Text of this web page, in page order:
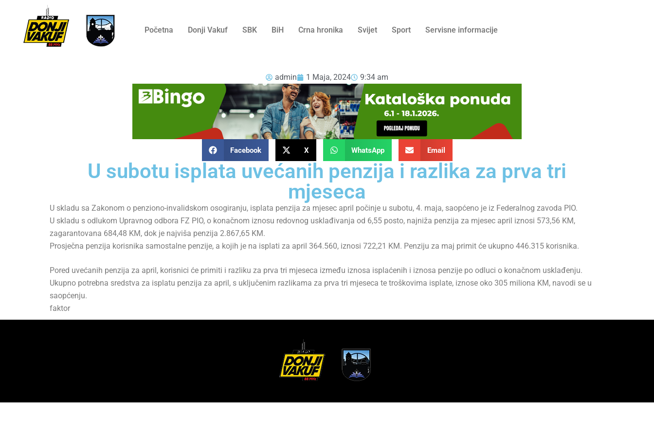
Početna Donji Vakuf SBK BiH Crna hronika Svijet Sport Servisne informacije
admin 1 Maja, 2024 9:34 am
Facebook X WhatsApp Email
U subotu isplata uvećanih penzija i razlika za prva tri
mjeseca
U skladu sa Zakonom o penziono-invalidskom osogiranju, isplata penzija za mjesec april počinje u subotu, 4. maja, saopćeno je iz Federalnog zavoda PIO.
U skladu s odlukom Upravnog odbora FZ PIO, o konačnom iznosu redovnog usklađivanja od 6,55 posto, najniža penzija za mjesec april iznosi 573,56 KM,
zagarantovana 684,48 KM, dok je najviša penzija 2.867,65 KM.
Prosječna penzija korisnika samostalne penzije, a kojih je na isplati za april 364.560, iznosi 722,21 KM. Penziju za maj primit će ukupno 446.315 korisnika.
Pored uvećanih penzija za april, korisnici će primiti i razliku za prva tri mjeseca između iznosa isplaćenih i iznosa penzije po odluci o konačnom usklađenju.
Ukupno potrebna sredstva za isplatu penzija za april, s uključenim razlikama za prva tri mjeseca te troškovima isplate, iznose oko 305 miliona KM, navodi se u
saopćenju.
faktor